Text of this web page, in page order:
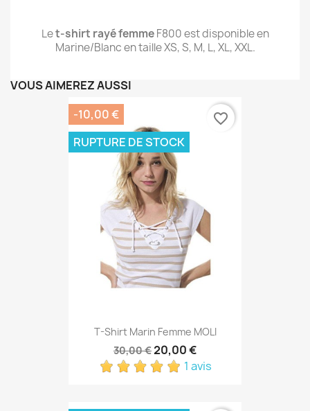
Let-shirt rayé femmeF800 est disponible en
Marine/Blanc en taille XS, S, M, L, XL, XXL.
VOUS AIMEREZ AUSSI
T-Shirt Marin Femme MOLI
30,00 €20,00 €
1 avis
-10,00 €
RUPTURE DE STOCK
favorite_border